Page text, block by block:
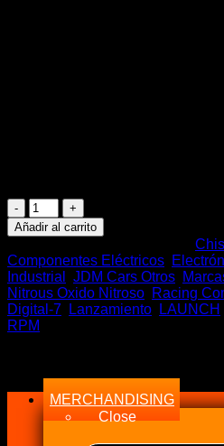
MSD
LAUNCH
RPM
Lanzamiento
cantidad
Añadir al carrito
Componentes Eléctricos
Industrial
JDM Cars Otros
Nitrous Oxido Nitroso Racing
Digital-7
Lanzamiento LAUNCH
RPM
MERCHANDISING
Close